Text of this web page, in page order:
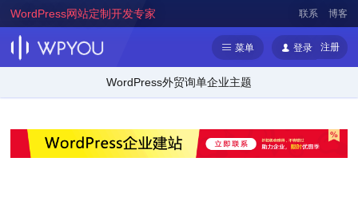
WordPress网站定制开发专家 联系 博客
菜单 登录 注册
WordPress外贸询单企业主题